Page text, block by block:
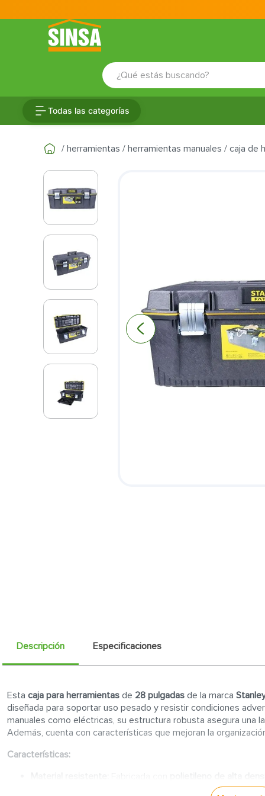
¿Qué estás buscando?
Todas las categorías
herramientas herramientas manuales caja de
Descripción Especificaciones
Esta caja para herramientas de 28 pulgadas de la marca
diseñada para soportar uso pesado y resistir condiciones
manuales como eléctricas, su estructura robusta asegura una
Además, cuenta con características que mejoran la
Características:
5
6.
.
9.
10